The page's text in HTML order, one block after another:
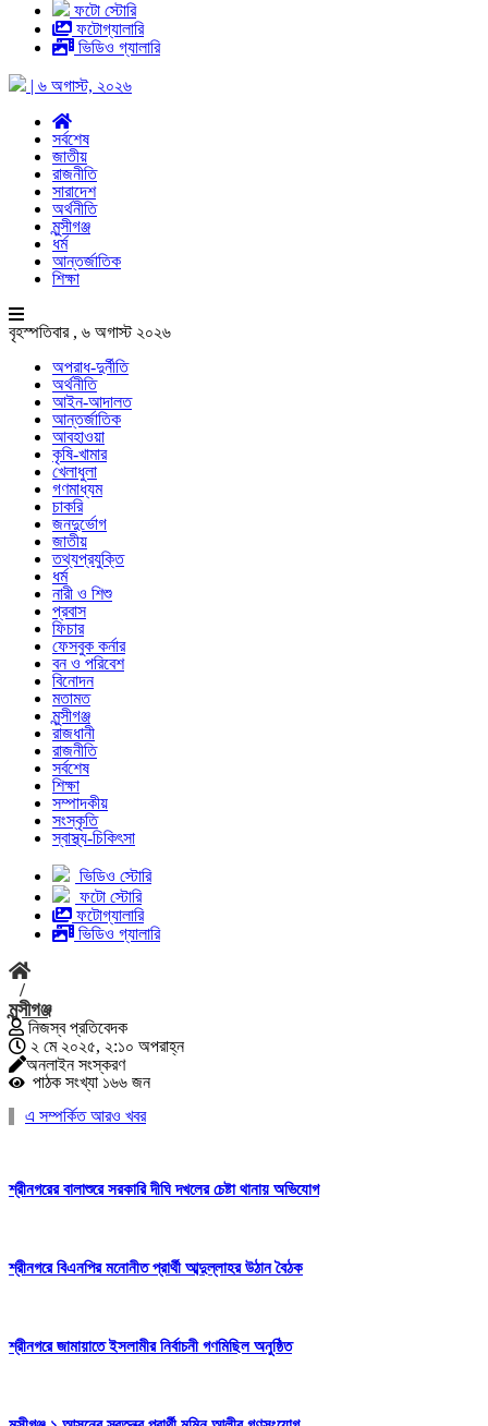
ফটো স্টোরি
ফটোগ্যালারি
ভিডিও গ্যালারি
| ৬ অগাস্ট, ২০২৬
সর্বশেষ
জাতীয়
রাজনীতি
সারাদেশ
অর্থনীতি
মুন্সীগঞ্জ
ধর্ম
আন্তর্জাতিক
শিক্ষা
বৃহস্পতিবার , ৬ অগাস্ট ২০২৬
অপরাধ-দুর্নীতি
অর্থনীতি
আইন-আদালত
আন্তর্জাতিক
আবহাওয়া
কৃষি-খামার
খেলাধুলা
গণমাধ্যম
চাকরি
জনদুর্ভোগ
জাতীয়
তথ্যপ্রযুক্তি
ধর্ম
নারী ও শিশু
প্রবাস
ফিচার
ফেসবুক কর্নার
বন ও পরিবেশ
বিনোদন
মতামত
মুন্সীগঞ্জ
রাজধানী
রাজনীতি
সর্বশেষ
শিক্ষা
সম্পাদকীয়
সংস্কৃতি
স্বাস্থ্য-চিকিৎসা
ভিডিও স্টোরি
ফটো স্টোরি
ফটোগ্যালারি
ভিডিও গ্যালারি
/
মুন্সীগঞ্জ
নিজস্ব প্রতিবেদক
২ মে ২০২৫, ২:১০ অপরাহ্ন
অনলাইন সংস্করণ
পাঠক সংখ্যা ১৬৬ জন
এ সম্পর্কিত আরও খবর
শ্রীনগরের বালাশুরে সরকারি দীঘি দখলের চেষ্টা থানায় অভিযোগ
শ্রীনগরে বিএনপির মনোনীত প্রার্থী আব্দুল্লাহর উঠান বৈঠক
শ্রীনগরে জামায়াতে ইসলামীর নির্বাচনী গণমিছিল অনুষ্ঠিত